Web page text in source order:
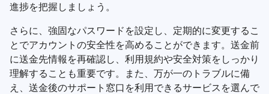
進捗を把握しましょう。
さらに、強固なパスワードを設定し、定期的に変更するこ
とでアカウントの安全性を高めることができます。送金前
に送金先情報を再確認し、利用規約や安全対策をしっかり
理解することも重要です。また、万が一のトラブルに備
え、送金後のサポート窓口を利用できるサービスを選んで